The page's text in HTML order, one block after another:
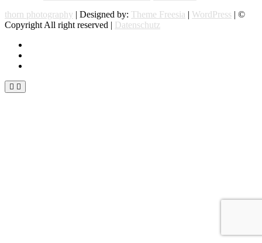
thorn photography | Designed by: Theme Freesia | WordPress | ©
Copyright All right reserved | Datenschutz